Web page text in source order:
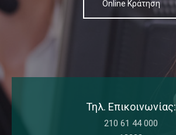
Online Κράτηση
Τηλ. Επικοινωνίας:
210 61 44 000